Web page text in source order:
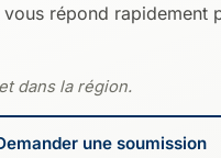
répond
dans la région.
une soumission